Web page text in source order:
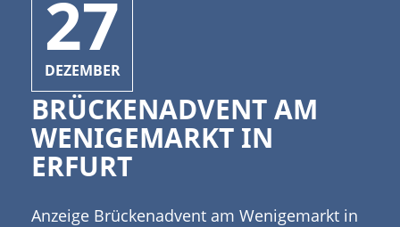
27
DEZEMBER
BRÜCKENADVENT AM
WENIGEMARKT IN
ERFURT
Anzeige Brückenadvent am Wenigemarkt in